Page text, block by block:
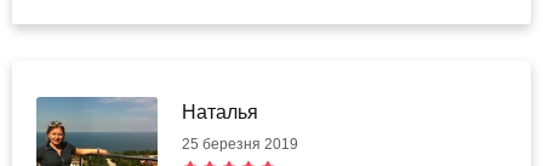
Наталья
25 березня 2019